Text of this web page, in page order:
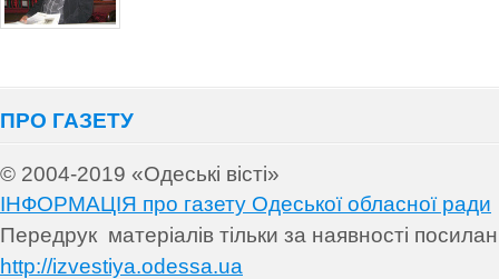
ПРО ГАЗЕТУ
© 2004-2019 «Одеські вісті»
ІНФОРМАЦІЯ про газету Одеської обласної ради
Передрук матеріалів тільки за наявності
http://izvestiya.odessa.ua